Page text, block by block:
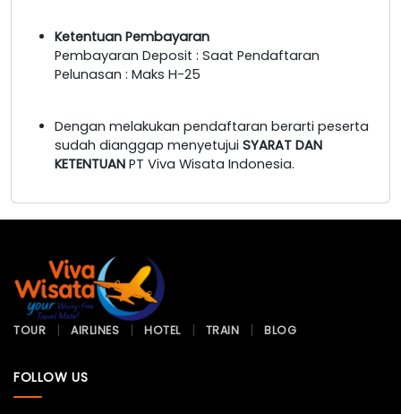
Ketentuan Pembayaran
Pembayaran Deposit : Saat Pendaftaran
Pelunasan : Maks H-25
Dengan melakukan pendaftaran berarti peserta
sudah dianggap menyetujui SYARAT DAN
KETENTUAN PT Viva Wisata Indonesia.
TOUR AIRLINES HOTEL TRAIN BLOG
FOLLOW US